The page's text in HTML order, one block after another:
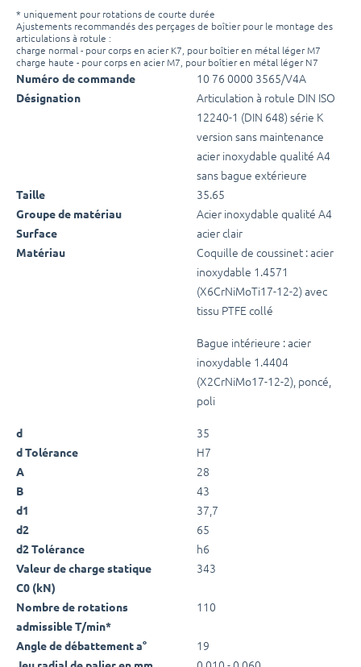
* uniquement pour rotations de courte durée
Ajustements recommandés des perçages de boîtier pour le montage des
articulations à rotule :
charge normal - pour corps en acier K7, pour boîtier en métal léger M7
charge haute - pour corps en acier M7, pour boîtier en métal léger N7
Numéro de commande 10 76 0000 3565/V4A
Désignation
Articulation à rotule DIN ISO
12240-1 (DIN 648) série K
version sans maintenance
acier inoxydable qualité A4
sans bague extérieure
Taille 35.65
Groupe de matériau Acier inoxydable qualité A4
Surface acier clair
Matériau
Coquille de coussinet : acier
inoxydable 1.4571
(X6CrNiMoTi17-12-2) avec
tissu PTFE collé
Bague intérieure : acier
inoxydable 1.4404
(X2CrNiMo17-12-2), poncé,
poli
d 35
d Tolérance H7
A 28
B 43
d1 37,7
d2 65
d2 Tolérance h6
Valeur de charge statique
C0 (kN)
343
Nombre de rotations
admissible T/min*
110
Angle de débattement a° 19